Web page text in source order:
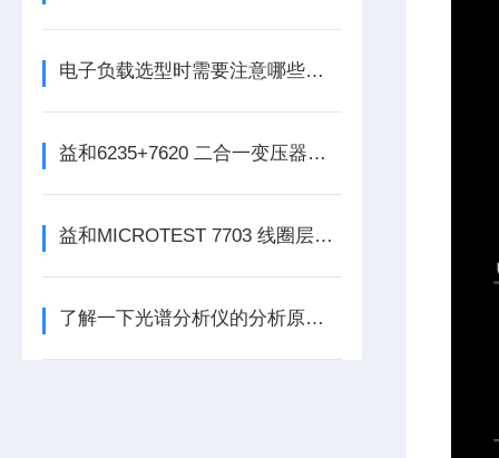
电子负载选型时需要注意哪些方面
益和6235+7620 二合一变压器综合测试系统
益和MICROTEST 7703 线圈层间短路测试仪
了解一下光谱分析仪的分析原理及过程吧